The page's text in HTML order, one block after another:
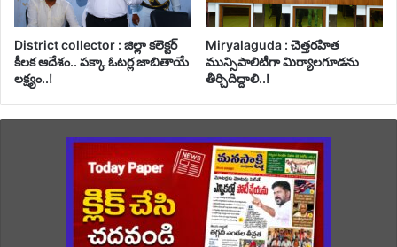
District collector : జిల్లా కలెక్టర్
కీలక ఆదేశం.. పక్కా ఓటర్ల జాబితాయే
లక్ష్యం..!
Miryalaguda : చెత్తరహిత
మున్సిపాలిటీగా మిర్యాలగూడను
తీర్చిదిద్దాలి..!